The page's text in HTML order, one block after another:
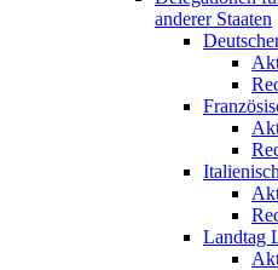
anderer Staaten
Landtag